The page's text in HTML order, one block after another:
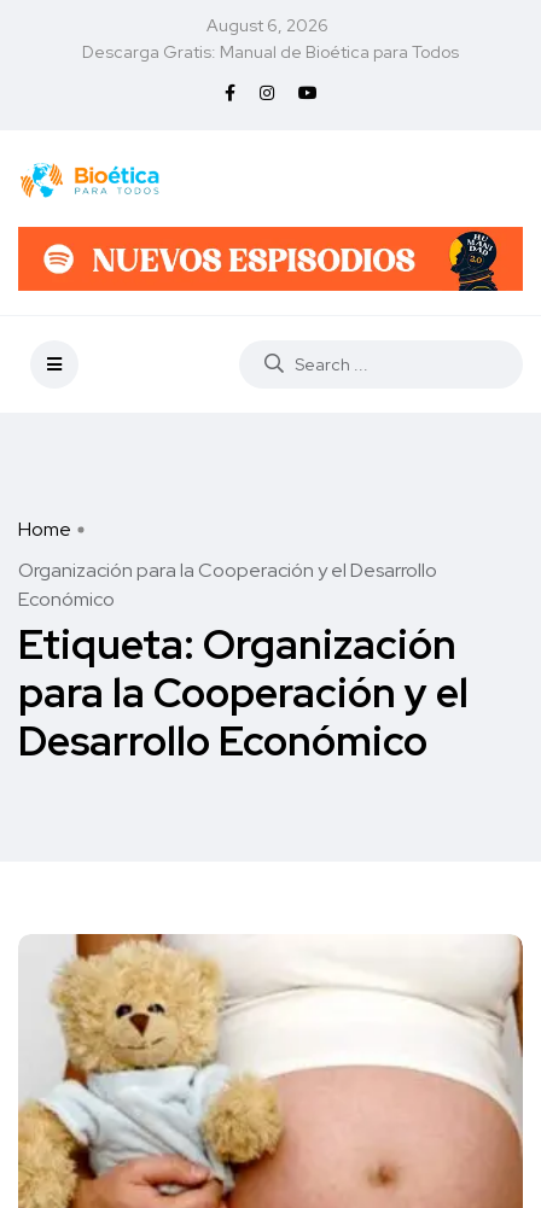
August 6, 2026
Descarga Gratis: Manual de Bioética para Todos
Home
Organización para la Cooperación y el Desarrollo
Económico
Etiqueta: Organización
para la Cooperación y el
Desarrollo Económico